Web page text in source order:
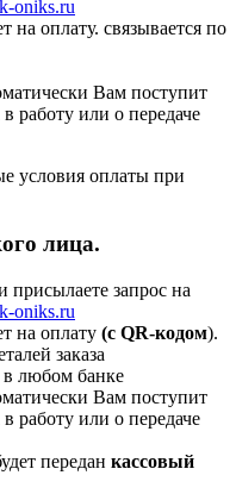
oniks.ru
на оплату. связывается по
Вам поступит
работу или о передаче
условия оплаты при
лица.
присылаете запрос на
oniks.ru
на оплату (с QR-кодом).
заказа
в любом банке
Вам поступит
работу или о передаче
передан кассовый